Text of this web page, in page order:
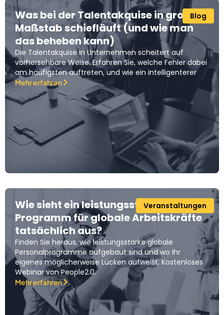
Blog
Was bei der Talentakquise in großem
Maßstab schiefläuft (und wie man
das beheben kann)
Die Talentakquise in Unternehmen scheitert auf
vorhersehbare Weise. Erfahren Sie, welche Fehler dabei
am häufigsten auftreten, und wie ein intelligenterer
Mehr erfahren
Veranstaltungen
Wie sieht ein leistungsstarkes
Programm für globale Arbeitskräfte
tatsächlich aus?
Finden Sie heraus, wie leistungsstarke globale
Personalprogramme aufgebaut sind und wo Ihr
eigenes möglicherweise Lücken aufweist. Kostenloses
Webinar von People2.0.
Mehr erfahren